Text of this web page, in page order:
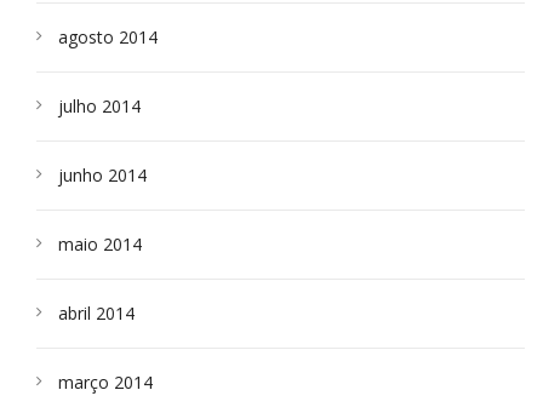
agosto 2014
julho 2014
junho 2014
maio 2014
abril 2014
março 2014